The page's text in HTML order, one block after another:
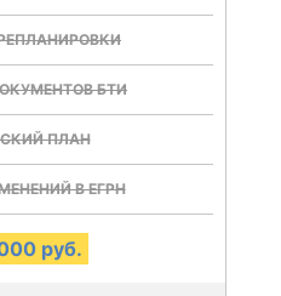
БТИ
ПЛАН
В ЕГРН
руб.